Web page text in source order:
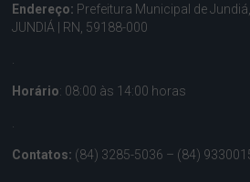
Endereço: Prefeitura Municipal de
JUNDIÁ | RN, 59188-000
Horário: 08:00 às 14:00 horas
Contatos: (84) 3285-5036 – (84)